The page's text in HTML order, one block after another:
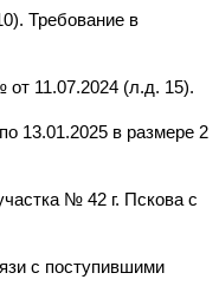
Требование в
11.07.2024 (л.д. 15).
13.01.2025 в размере 2
№ 42 г. Пскова с
с поступившими